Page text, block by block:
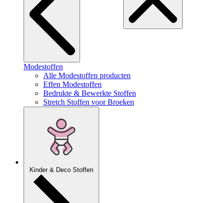
Modestoffen
Alle Modestoffen producten
Effen Modestoffen
Bedrukte & Bewerkte Stoffen
Stretch Stoffen voor Broeken
Kinder & Deco Stoffen